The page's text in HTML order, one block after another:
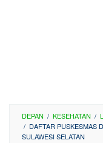
DEPAN / KESEHATAN /
/ DAFTAR PUSKESMAS
SULAWESI SELATAN